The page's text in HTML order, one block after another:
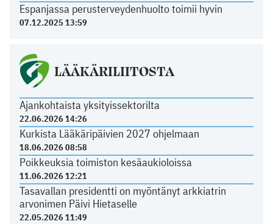
Espanjassa perusterveydenhuolto toimii hyvin
07.12.2025 13:59
LÄÄKÄRILIITOSTA
Ajankohtaista yksityissektorilta
22.06.2026 14:26
Kurkista Lääkäripäivien 2027 ohjelmaan
18.06.2026 08:58
Poikkeuksia toimiston kesäaukioloissa
11.06.2026 12:21
Tasavallan presidentti on myöntänyt arkkiatrin
arvonimen Päivi Hietaselle
22.05.2026 11:49